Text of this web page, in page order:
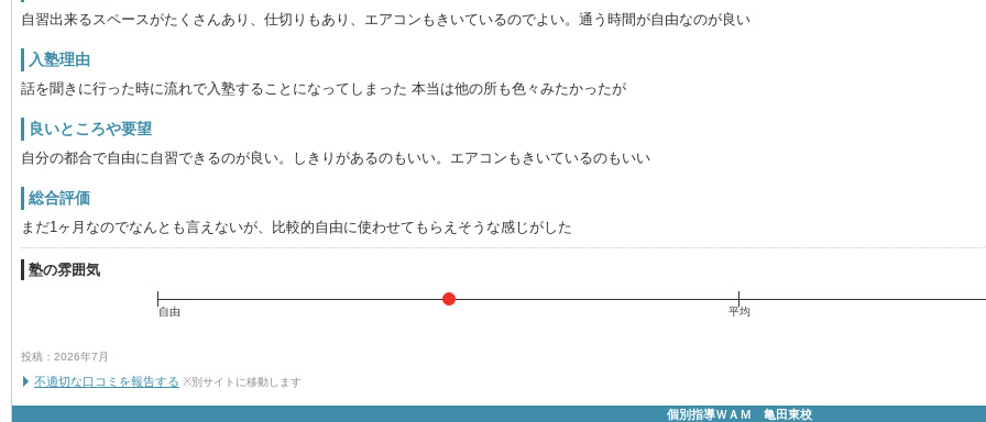
自習出来るスペースがたくさんあり、仕切りもあり、エアコンもきいているのでよい。通う時間が自由なのが良い
入塾理由
話を聞きに行った時に流れで入塾することになってしまった 本当は他の所も色々みたかったが
良いところや要望
自分の都合で自由に自習できるのが良い。しきりがあるのもいい。エアコンもきいているのもいい
総合評価
まだ1ヶ月なのでなんとも言えないが、比較的自由に使わせてもらえそうな感じがした
塾の雰囲気
自由 平均
投稿：2026年7月
不適切な口コミを報告する ※別サイトに移動します
個別指導ＷＡＭ 亀田東校